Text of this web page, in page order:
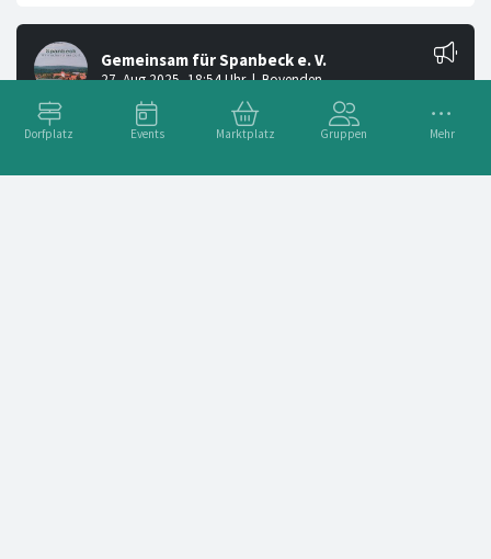
Dorfplatz Events Marktplatz Gruppen Mehr